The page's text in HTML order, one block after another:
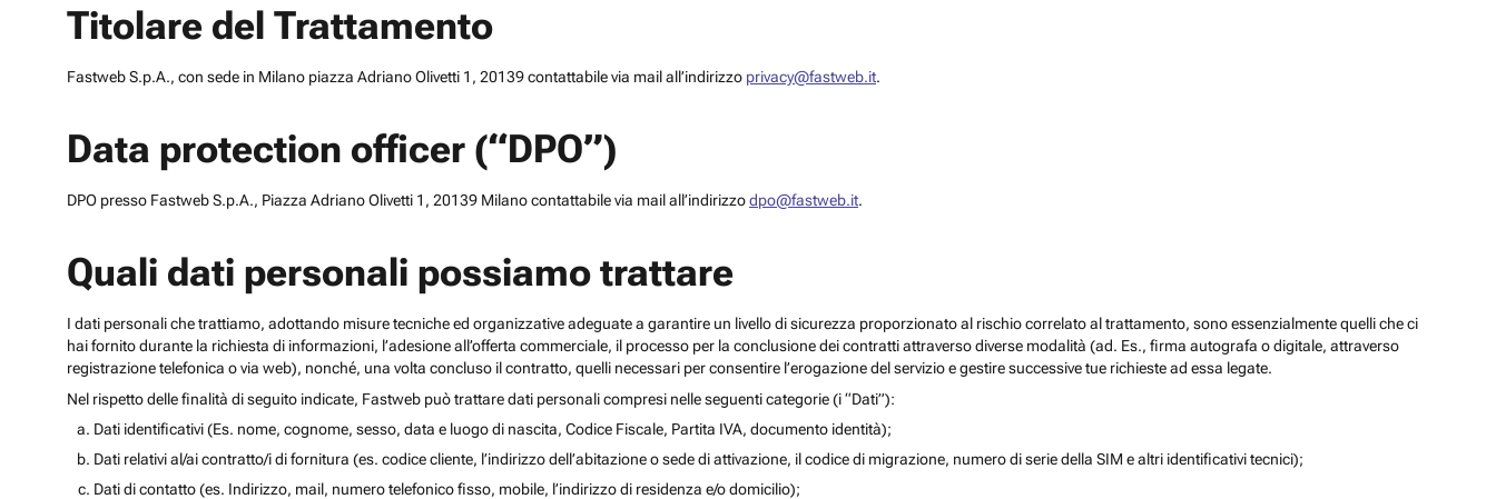
Titolare del Trattamento
Fastweb S.p.A., con sede in Milano piazza Adriano Olivetti 1, 20139 contattabile via mail all’indirizzo privacy@fastweb.it.
Data protection officer (“DPO”)
DPO presso Fastweb S.p.A., Piazza Adriano Olivetti 1, 20139 Milano contattabile via mail all’indirizzodpo@fastweb.it.
Quali dati personali possiamo trattare
I dati personali che trattiamo, adottando misure tecniche ed organizzative adeguate a garantire un livello di sicurezza proporzionato al rischio correlato al trattamento, sono essenzialmente quelli che ci
hai fornito durante la richiesta di informazioni, l’adesione all’offerta commerciale, il processo per la conclusione dei contratti attraverso diverse modalità (ad. Es., firma autografa o digitale, attraverso
registrazione telefonica o via web), nonché, una volta concluso il contratto, quelli necessari per consentire l’erogazione del servizio e gestire successive tue richieste ad essa legate.
Nel rispetto delle finalità di seguito indicate, Fastweb può trattare dati personali compresi nelle seguenti categorie (i “Dati”):
Dati identificativi (Es. nome, cognome, sesso, data e luogo di nascita, Codice Fiscale, Partita IVA, documento identità);
Dati relativi al/ai contratto/i di fornitura (es. codice cliente, l’indirizzo dell’abitazione o sede di attivazione, il codice di migrazione, numero di serie della SIM e altri identificativi tecnici);
Dati di contatto (es. Indirizzo, mail, numero telefonico fisso, mobile, l’indirizzo di residenza e/o domicilio);